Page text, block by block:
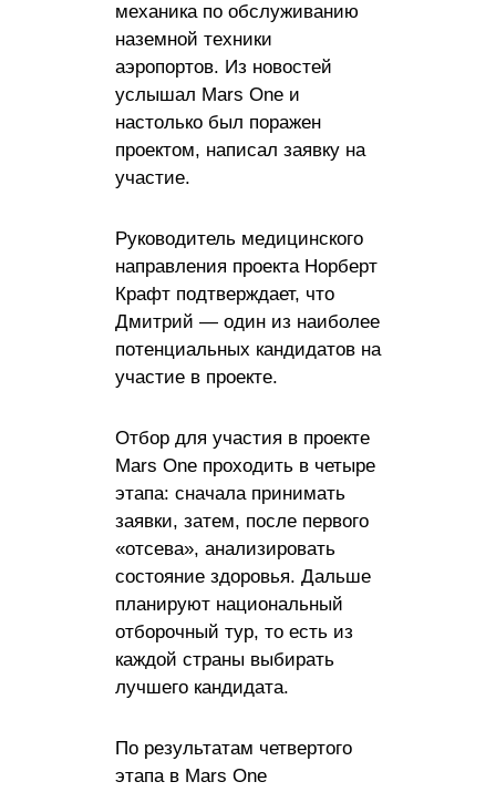
механика по обслуживанию
наземной техники
аэропортов. Из новостей
услышал Mars One и
настолько был поражен
проектом, написал заявку на
участие.
Руководитель медицинского
направления проекта Норберт
Крафт подтверждает, что
Дмитрий — один из наиболее
потенциальных кандидатов на
участие в проекте.
Отбор для участия в проекте
Mars One проходить в четыре
этапа: сначала принимать
заявки, затем, после первого
«отсева», анализировать
состояние здоровья. Дальше
планируют национальный
отборочный тур, то есть из
каждой страны выбирать
лучшего кандидата.
По результатам четвертого
этапа в Mars One